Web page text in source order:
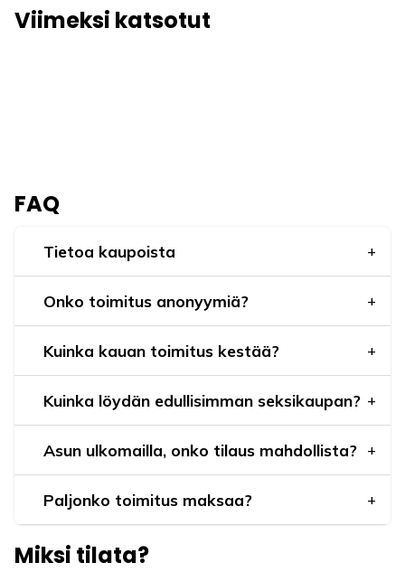
Viimeksi katsotut
FAQ
Tietoa kaupoista
Onko toimitus anonyymiä?
Kuinka kauan toimitus kestää?
Kuinka löydän edullisimman seksikaupan?
Asun ulkomailla, onko tilaus mahdollista?
Paljonko toimitus maksaa?
Miksi tilata?